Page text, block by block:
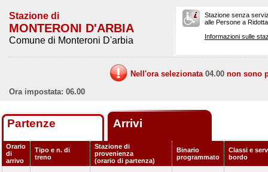
Stazione di
MONTERONI D'ARBIA
Comune di Monteroni D'arbia
Stazione senza
alle Persone a
Informazioni sulle
Nell'ora selezionata 04.00 non sono
Ora impostata: 06.00
Partenze Arrivi
Orario
di
arrivo
Tipo e n. di
treno
Stazione di
provenienza
(orario di partenza)
Binario
programmato
Classi e
bordo